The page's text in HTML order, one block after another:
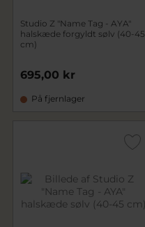
Studio Z "Name Tag - AYA"
halskæde forgyldt sølv (40-45
cm)
695,00 kr
På fjernlager